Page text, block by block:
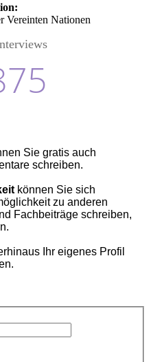
Vereinten Nationen
Sie gratis auch
schreiben.
können Sie sich
zu anderen
Fachbeiträge schreiben,
Ihr eigenes Profil